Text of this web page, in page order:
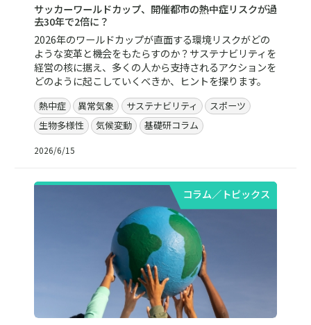
サッカーワールドカップ、開催都市の熱中症リスクが過
去30年で2倍に？
2026年のワールドカップが直面する環境リスクがどの
ような変革と機会をもたらすのか？サステナビリティを
経営の核に据え、多くの人から支持されるアクションを
どのように起こしていくべきか、ヒントを探ります。
熱中症 異常気象 サステナビリティ
スポーツ
生物多様性
気候変動 基礎研コラム
2026/6/15
コラム／トピックス